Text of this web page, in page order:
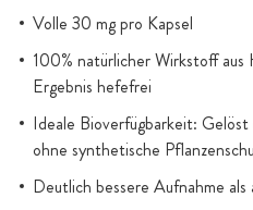
Volle 30 mg pro Kapsel
100% natürlicher Wirkstoff
Ergebnis hefefrei
Ideale Bioverfügbarkeit:
ohne synthetische
Deutlich bessere Aufnahme als